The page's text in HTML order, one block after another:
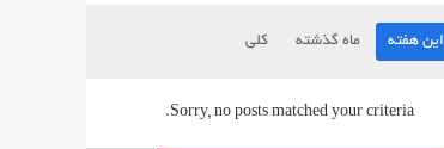
این هفته ماه گذشته کلی
Sorry, no posts matched your criteria.